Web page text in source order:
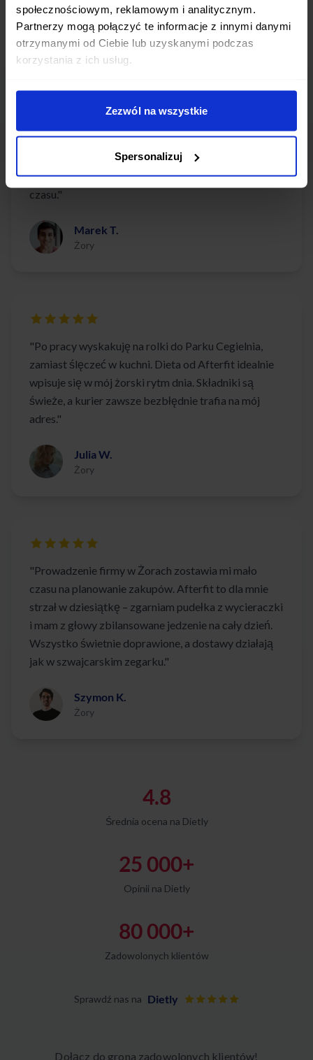
społecznościowym, reklamowym i analitycznym.
Partnerzy mogą połączyć te informacje z innymi danymi
otrzymanymi od Ciebie lub uzyskanymi podczas
korzystania z ich usług.
Zezwól na wszystkie
Spersonalizuj
Sprawdź, dlaczego nasi klienci polecają nasze usługi
"Mieszkam w Żorach i codziennie wcześnie
wyjeżdżam do pracy. Odkąd przerzuciłem się na
Afterfit, moje poranki są o wiele spokojniejsze. Torba
zawsze czeka pod drzwiami, a posiłki są po prostu
pyszne. Mega wygoda i ogromna oszczędność
czasu."
Marek T.
Żory
"Po pracy wyskakuję na rolki do Parku Cegielnia,
zamiast ślęczeć w kuchni. Dieta od Afterfit idealnie
wpisuje się w mój żorski rytm dnia. Składniki są
świeże, a kurier zawsze bezbłędnie trafia na mój
adres."
Julia W.
Żory
"Prowadzenie firmy w Żorach zostawia mi mało
czasu na planowanie zakupów. Afterfit to dla mnie
strzał w dziesiątkę – zgarniam pudełka z wycieraczki
i mam z głowy zbilansowane jedzenie na cały dzień.
Wszystko świetnie doprawione, a dostawy działają
jak w szwajcarskim zegarku."
Szymon K.
Żory
4.8
Średnia ocena na Dietly
25 000+
Opinii na Dietly
80 000+
Zadowolonych klientów
Sprawdź nas na Dietly
Dołącz do grona zadowolonych klientów!